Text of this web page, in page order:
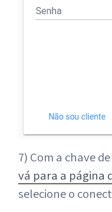
7) Com a chave
vá para a página
selecione o